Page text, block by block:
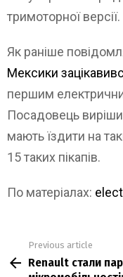
тримоторної версії.
Як раніше
Мексики
першим
Посадовець
мають їздити на
15 таких пікапів.
По матеріалах:
more
Previous article
Renault стали